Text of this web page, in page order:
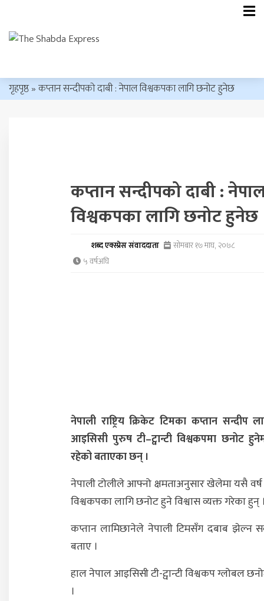
गृहपृष्ठ»कप्तान सन्दीपको दाबी : नेपाल विश्वकपका लागि छनोट हुनेछ
कप्तान सन्दीपको दाबी :
विश्वकपका लागि छनोट हुनेछ
शब्द एक्स्प्रेस संवाददाता
सोमबार १७ माघ, २०७८
५ वर्षअघि
नेपाली राष्ट्रिय क्रिकेट टिमका कप्तान सन्दीप
आइसिसी पुरुष टी–ट्वान्टी विश्वकपमा छनोट
रहेको बताएका छन् ।
नेपाली टोलीले आफ्नो क्षमताअनुसार खेलेमा यसै वर्ष
विश्वकपका लागि छनोट हुने विश्वास व्यक्त गरेका हुन्
कप्तान लामिछानेले नेपाली टिमसँग दबाब झेल्न
बताए ।
हाल नेपाल आइसिसी टी-ट्वान्टी विश्वकप ग्लोबल
।